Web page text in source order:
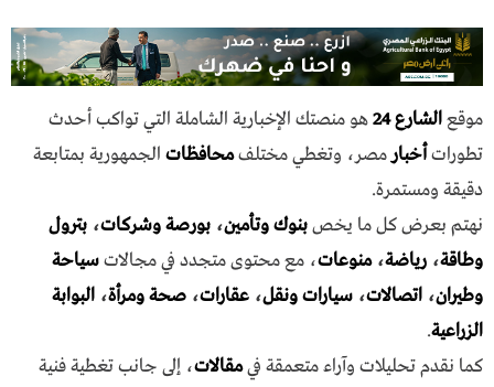
موقعالشارع 24
هو منصتك الإخبارية الشاملة التي تواكب أحدث
تطوراتأخبار مصر، وتغطي مختلفمحافظات الجمهورية بمتابعة
دقيقة ومستمرة.
نهتم بعرض كل ما يخصبنوك وتأمين، بورصة وشركات، بترول
وطاقة، رياضة،منوعات، مع محتوى متجدد في مجالاتسياحة
وطيران، اتصالات، سيارات ونقل، عقارات، صحة ومرأة، البوابة
الزراعية.
كما نقدم تحليلات وآراء متعمقة فيمقالات، إلى جانب تغطية فنية